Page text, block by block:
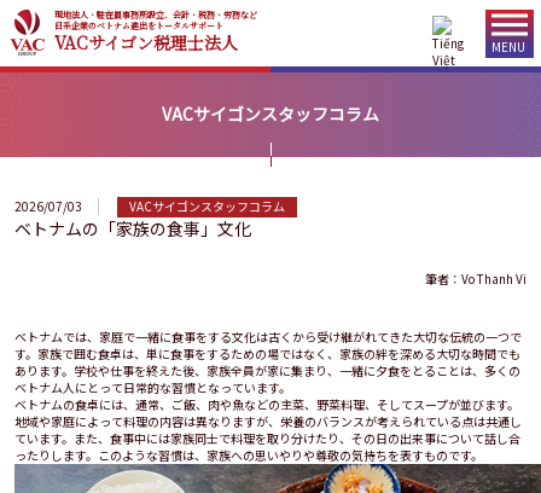
現地法人・駐在員事務所設立、会計・税務・労務など
日系企業のベトナム進出をトータルサポート
VACサイゴン税理士法人 MENU
VACサイゴンスタッフコラム
2026/07/03 VACサイゴンスタッフコラム
ベトナムの「家族の食事」文化
筆者：Vo Thanh Vi
ベトナムでは、家庭で一緒に食事をする文化は古くから受け継がれてきた大切な伝統の一つで
す。家族で囲む食卓は、単に食事をするための場ではなく、家族の絆を深める大切な時間でも
あります。学校や仕事を終えた後、家族全員が家に集まり、一緒に夕食をとることは、多くの
ベトナム人にとって日常的な習慣となっています。
ベトナムの食卓には、通常、ご飯、肉や魚などの主菜、野菜料理、そしてスープが並びます。
地域や家庭によって料理の内容は異なりますが、栄養のバランスが考えられている点は共通し
ています。また、食事中には家族同士で料理を取り分けたり、その日の出来事について話し合
ったりします。このような習慣は、家族への思いやりや尊敬の気持ちを表すものです。